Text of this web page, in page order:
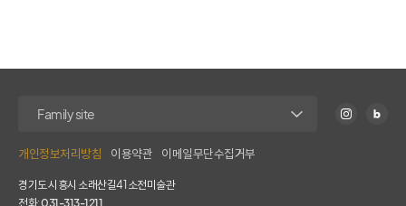
경기도 시흥시 소래산길41 소전미술관
전화:031-313-1211
개인정보처리방침 이용약관 이메일무단수집거부